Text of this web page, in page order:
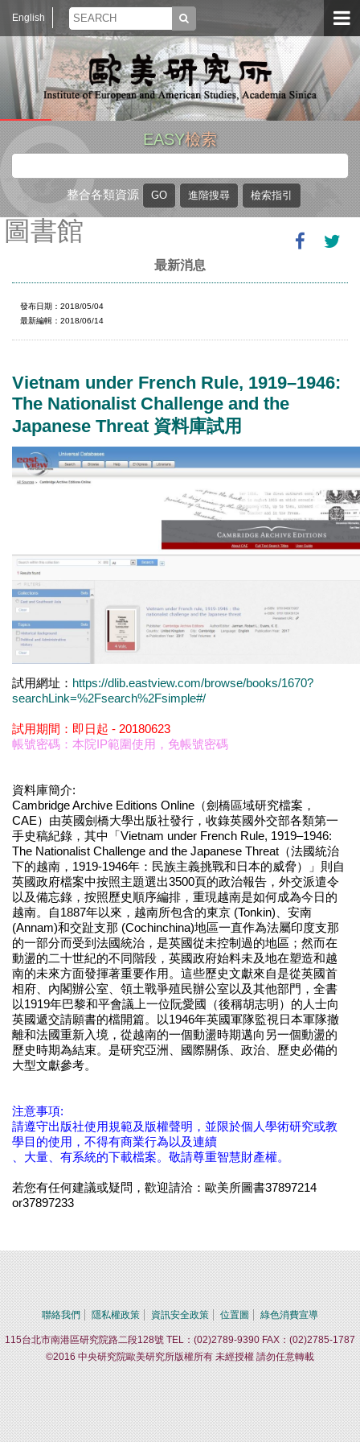
English
EASY檢索
整合各類資源
圖書館
最新消息
發布日期：2018/05/04
最新編輯：2018/06/14
Vietnam under French Rule, 1919–1946:
The Nationalist Challenge and the
Japanese Threat 資料庫試用
試用網址： https://dlib.eastview.com/browse/books/1670?
searchLink=%2Fsearch%2Fsimple#/
試用期間：即日起 - 20180623
帳號密碼：本院IP範圍使用，免帳號密碼
資料庫簡介:
Cambridge Archive Editions Online（劍橋區域研究檔案，
CAE）由英國劍橋大學出版社發行，收錄英國外交部各類第一
手史稿紀錄，其中「Vietnam under French Rule, 1919–1946:
The Nationalist Challenge and the Japanese Threat（法國統治
下的越南，1919-1946年：民族主義挑戰和日本的威脅）」則自
英國政府檔案中按照主題選出3500頁的政治報告，外交派遣令
以及備忘錄，按照歷史順序編排，重現越南是如何成為今日的
越南。自1887年以來，越南所包含的東京 (Tonkin)、安南
(Annam)和交趾支那 (Cochinchina)地區一直作為法屬印度支那
的一部分而受到法國統治，是英國從未控制過的地區；然而在
動盪的二十世紀的不同階段，英國政府始料未及地在塑造和越
南的未來方面發揮著重要作用。這些歷史文獻來自是從英國首
相府、內閣辦公室、領土戰爭殖民辦公室以及其他部門，全書
以1919年巴黎和平會議上一位阮愛國（後稱胡志明）的人士向
英國遞交請願書的檔開篇。以1946年英國軍隊監視日本軍隊撤
離和法國重新入境，從越南的一個動盪時期邁向另一個動盪的
歷史時期為結束。是研究亞洲、國際關係、政治、歷史必備的
大型文獻參考。
注意事項:
請遵守出版社使用規範及版權聲明，並限於個人學術研究或教
學目的使用，不得有商業行為以及連續
、大量、有系統的下載檔案。敬請尊重智慧財產權。
若您有任何建議或疑問，歡迎請洽：歐美所圖書37897214
or37897233
聯絡我們 隱私權政策 資訊安全政策 位置圖 綠色消費宣導
115台北市南港區研究院路二段128號 TEL：(02)2789-9390 FAX：(02)2785-1787
©2016 中央研究院歐美研究所版權所有 未經授權 請勿任意轉載